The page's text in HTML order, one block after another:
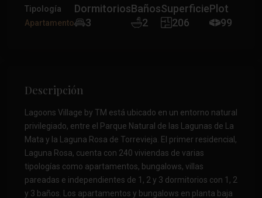
Tipología
Apartamento
Dormitorios
3
Baños
2
Superficie
206
Plot
99
Descripción
Lagoons Village by TM está ubicado en un entorno natural
privilegiado, entre el Parque Natural de las Lagunas de La
Mata y la Laguna Rosa de Torrevieja. El primer residencial,
Laguna Rosa, cuenta con 240 viviendas de varias
tipologías como apartamentos, bungalows, villas
pareadas e independientes de 1, 2 y 3 dormitorios con 1, 2
y 3 baños. Los apartamentos y bungalows en planta baja